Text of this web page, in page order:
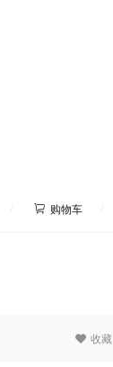
 购物车
 收藏